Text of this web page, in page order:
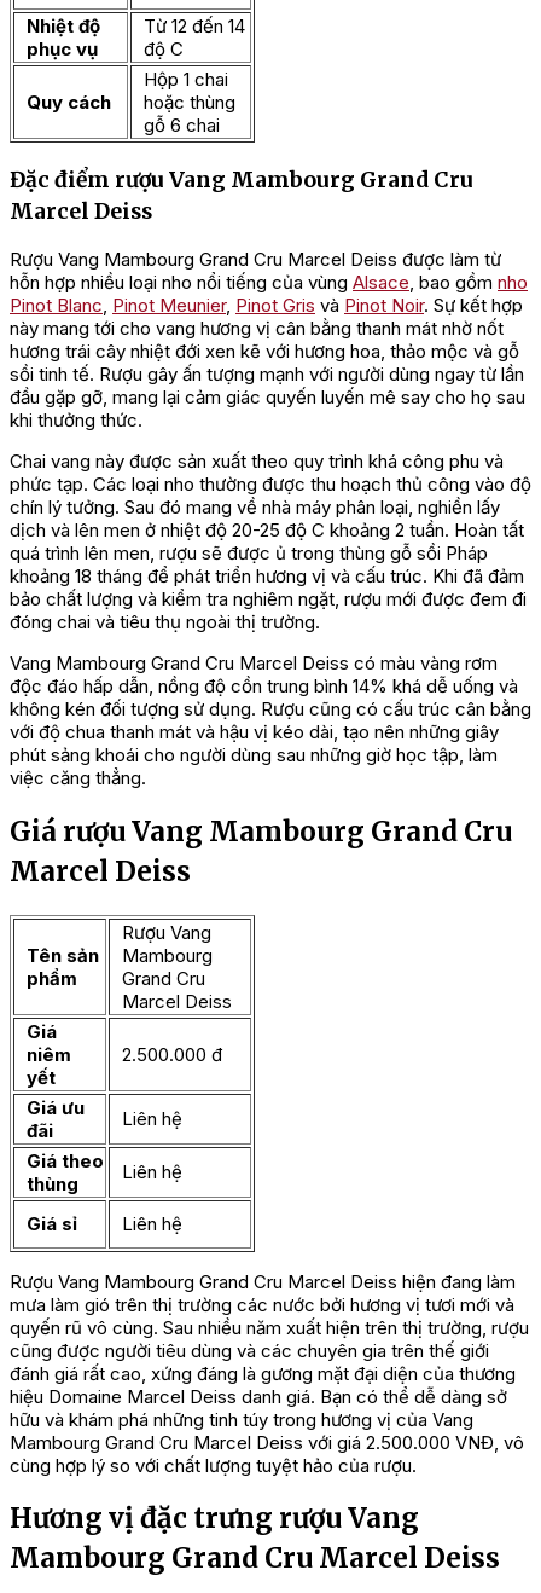
Nhiệt độ
phục vụ
Từ 12 đến 14
độ C
Quy cách
Hộp 1 chai
hoặc thùng
gỗ 6 chai
Đặc điểm rượu Vang Mambourg Grand Cru
Marcel Deiss
Rượu Vang Mambourg Grand Cru Marcel Deiss được làm từ
hỗn hợp nhiều loại nho nổi tiếng của vùng Alsace, bao gồm nho
Pinot Blanc, Pinot Meunier, Pinot Gris và Pinot Noir. Sự kết hợp
này mang tới cho vang hương vị cân bằng thanh mát nhờ nốt
hương trái cây nhiệt đới xen kẽ với hương hoa, thảo mộc và gỗ
sồi tinh tế. Rượu gây ấn tượng mạnh với người dùng ngay từ lần
đầu gặp gỡ, mang lại cảm giác quyến luyến mê say cho họ sau
khi thưởng thức.
Chai vang này được sản xuất theo quy trình khá công phu và
phức tạp. Các loại nho thường được thu hoạch thủ công vào độ
chín lý tưởng. Sau đó mang về nhà máy phân loại, nghiền lấy
dịch và lên men ở nhiệt độ 20-25 độ C khoảng 2 tuần. Hoàn tất
quá trình lên men, rượu sẽ được ủ trong thùng gỗ sồi Pháp
khoảng 18 tháng để phát triển hương vị và cấu trúc. Khi đã đảm
bảo chất lượng và kiểm tra nghiêm ngặt, rượu mới được đem đi
đóng chai và tiêu thụ ngoài thị trường.
Vang Mambourg Grand Cru Marcel Deiss có màu vàng rơm
độc đáo hấp dẫn, nồng độ cồn trung bình 14% khá dễ uống và
không kén đối tượng sử dụng. Rượu cũng có cấu trúc cân bằng
với độ chua thanh mát và hậu vị kéo dài, tạo nên những giây
phút sảng khoái cho người dùng sau những giờ học tập, làm
việc căng thẳng.
Giá rượu Vang Mambourg Grand Cru
Marcel Deiss
Tên sản
phẩm
Rượu Vang
Mambourg
Grand Cru
Marcel Deiss
Giá
niêm
yết
2.500.000 đ
Giá ưu
đãi
Liên hệ
Giá theo
thùng
Liên hệ
Giá sỉ Liên hệ
Rượu Vang Mambourg Grand Cru Marcel Deiss hiện đang làm
mưa làm gió trên thị trường các nước bởi hương vị tươi mới và
quyến rũ vô cùng. Sau nhiều năm xuất hiện trên thị trường, rượu
cũng được người tiêu dùng và các chuyên gia trên thế giới
đánh giá rất cao, xứng đáng là gương mặt đại diện của thương
hiệu Domaine Marcel Deiss danh giá. Bạn có thể dễ dàng sở
hữu và khám phá những tinh túy trong hương vị của Vang
Mambourg Grand Cru Marcel Deiss với giá 2.500.000 VNĐ, vô
cùng hợp lý so với chất lượng tuyệt hảo của rượu.
Hương vị đặc trưng rượu Vang
Mambourg Grand Cru Marcel Deiss